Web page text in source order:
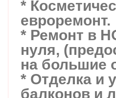
*
евроремонт.
* Ремонт в
нуля,
на большие
* Отделка и
балконов и